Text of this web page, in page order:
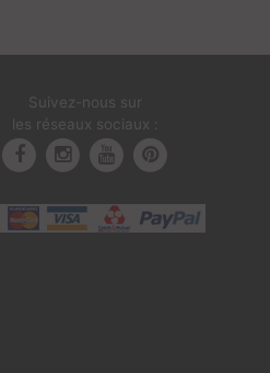
Suivez-nous sur
les réseaux sociaux :